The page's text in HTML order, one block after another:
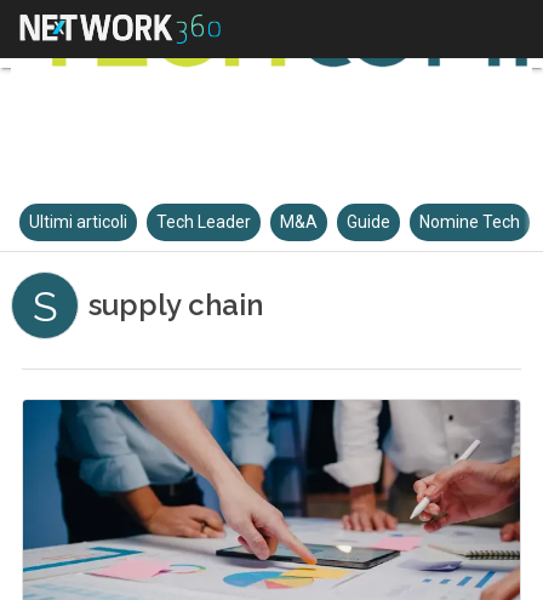
Ultimi articoli Tech Leader M&A Guide Nomine Tech
S supply chain